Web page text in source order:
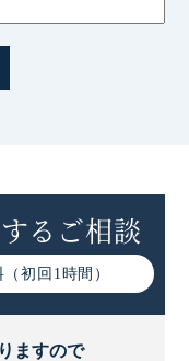
るご相談
初回1時間）
ますので